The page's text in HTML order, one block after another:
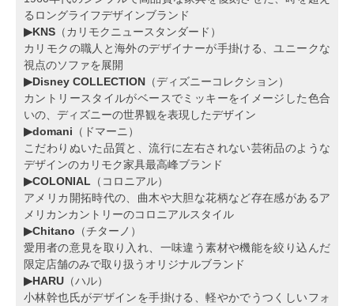
るロングライフデザインブランド
▶KNS （カリモクニュースタンダード）
カリモクの職人と海外のデザイナーが手掛ける、ユニークな
視点のソファを展開
▶Disney COLLECTION （ディズニーコレクション）
カントリースタイルがベースでミッキーをイメージした色合
いの、ディズニーの世界観を表現したデザイン
▶domani （ドマーニ）
こだわりぬいた品質と、流行に左右されない芸術品のような
デザインのカリモク家具最高峰ブランド
▶COLONIAL （コロニアル）
アメリカ開拓時代の、曲木や大胆な花柄など存在感があるア
メリカンカントリーのコロニアルスタイル
▶Chitano （チターノ）
愛用者の意見を取り入れ、一味違う素材や機能を絞り込んだ
限定店舗のみで取り扱うオリジナルブランド
▶HARU （ハル）
小林幹也氏がデザインを手掛ける、軽やかでうつくしいフォ